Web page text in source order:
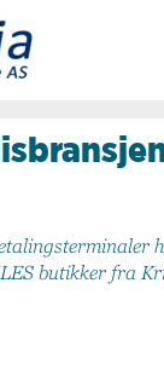
butikker fra